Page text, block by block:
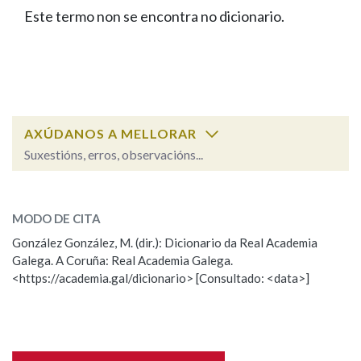
FIGURAS HOMENAXEADAS
PORTAL DAS PALABRAS
Facebook
TwitterYoutubeInstagram
Bluesky
BUSCAR NOS LEMAS
Remata por
BUSCAR NO CONTIDO
Nas definicións
Este termo non se encontra no dicionario.
AXÚDANOS A MELLORAR
Suxestións, erros, observacións...
Observación
Nome
MODO DE CITA
González González, M. (dir.): Dicionario da Real Academia
Galega. A Coruña: Real Academia Galega.
<https://academia.gal/dicionario> [Consultado: <data>]